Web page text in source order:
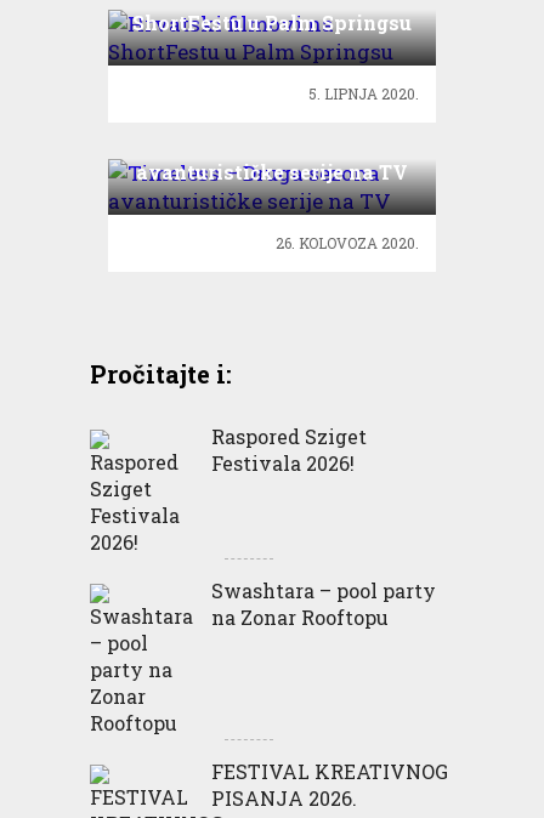
ShortFestu u Palm Springsu
5. LIPNJA 2020.
avanturističke serije na TV
26. KOLOVOZA 2020.
Pročitajte i:
Raspored Sziget
Festivala 2026!
Swashtara – pool party
na Zonar Rooftopu
FESTIVAL KREATIVNOG
PISANJA 2026.